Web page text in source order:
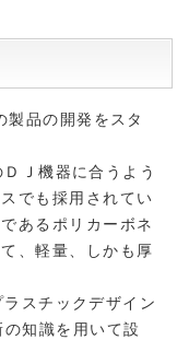
品の開発をスタ
Ｊ機器に合うよう
でも採用されてい
あるポリカーボネ
、軽量、しかも厚
スチックデザイン
知識を用いて設